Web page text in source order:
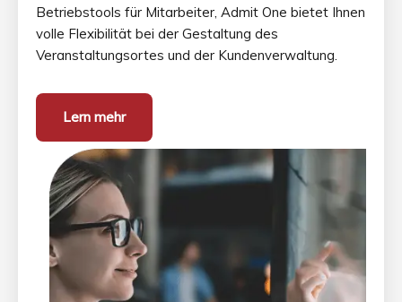
Betriebstools für Mitarbeiter, Admit One bietet Ihnen
volle Flexibilität bei der Gestaltung des
Veranstaltungsortes und der Kundenverwaltung.
Lern mehr